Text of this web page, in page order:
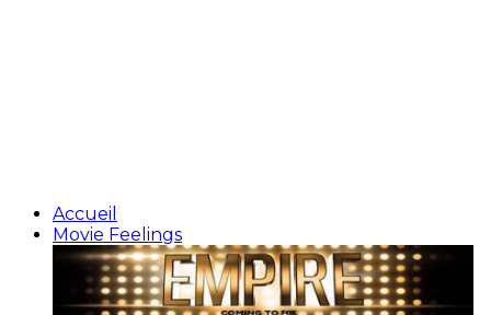
Accueil
Movie Feelings